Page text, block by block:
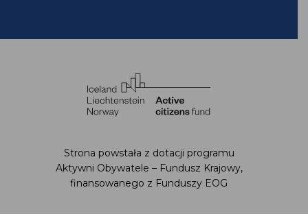
Strona powstała z dotacji programu
Aktywni Obywatele – Fundusz Krajowy,
finansowanego z Funduszy EOG